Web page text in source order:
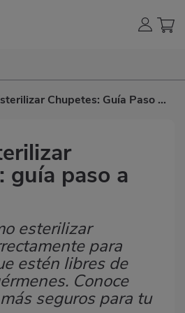
Chupetes: Guía Paso A
guía paso a
esterilizar
para
estén libres de
Conoce
seguros para tu